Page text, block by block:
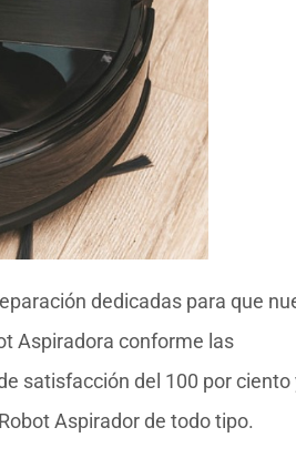
dedicadas para que
Aspiradora conforme las
satisfacción del 100 por ciento
Aspirador de todo tipo.